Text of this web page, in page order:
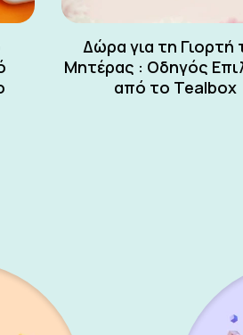
Δώρα για τη Γιορτή
Μητέρας : Οδηγός
από το Tealbox